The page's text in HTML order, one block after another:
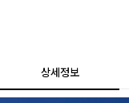
상세정보